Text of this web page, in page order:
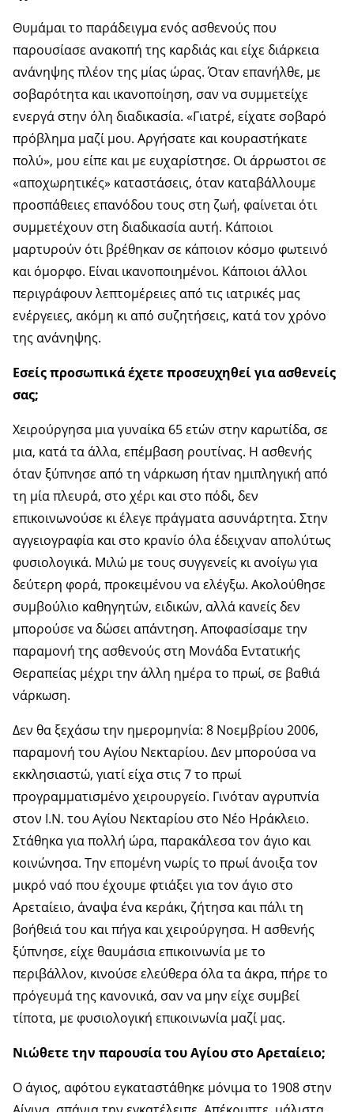
Θυμάμαι το παράδειγμα ενός ασθενούς που
παρουσίασε ανακοπή της καρδιάς και είχε διάρκεια
ανάνηψης πλέον της μίας ώρας. Όταν επανήλθε, με
σοβαρότητα και ικανοποίηση, σαν να συμμετείχε
ενεργά στην όλη διαδικασία. «Γιατρέ, είχατε σοβαρό
πρόβλημα μαζί μου. Αργήσατε και κουραστήκατε
πολύ», μου είπε και με ευχαρίστησε. Οι άρρωστοι σε
«αποχωρητικές» καταστάσεις, όταν καταβάλλουμε
προσπάθειες επανόδου τους στη ζωή, φαίνεται ότι
συμμετέχουν στη διαδικασία αυτή. Κάποιοι
μαρτυρούν ότι βρέθηκαν σε κάποιον κόσμο φωτεινό
και όμορφο. Είναι ικανοποιημένοι. Κάποιοι άλλοι
περιγράφουν λεπτομέρειες από τις ιατρικές μας
ενέργειες, ακόμη κι από συζητήσεις, κατά τον χρόνο
της ανάνηψης.
Εσείς προσωπικά έχετε προσευχηθεί για ασθενείς
σας;
Χειρούργησα μια γυναίκα 65 ετών στην καρωτίδα, σε
μια, κατά τα άλλα, επέμβαση ρουτίνας. Η ασθενής
όταν ξύπνησε από τη νάρκωση ήταν ημιπληγική από
τη μία πλευρά, στο χέρι και στο πόδι, δεν
επικοινωνούσε κι έλεγε πράγματα ασυνάρτητα. Στην
αγγειογραφία και στο κρανίο όλα έδειχναν απολύτως
φυσιολογικά. Μιλώ με τους συγγενείς κι ανοίγω για
δεύτερη φορά, προκειμένου να ελέγξω. Ακολούθησε
συμβούλιο καθηγητών, ειδικών, αλλά κανείς δεν
μπορούσε να δώσει απάντηση. Αποφασίσαμε την
παραμονή της ασθενούς στη Μονάδα Εντατικής
Θεραπείας μέχρι την άλλη ημέρα το πρωί, σε βαθιά
νάρκωση.
Δεν θα ξεχάσω την ημερομηνία: 8 Νοεμβρίου 2006,
παραμονή του Αγίου Νεκταρίου. Δεν μπορούσα να
εκκλησιαστώ, γιατί είχα στις 7 το πρωί
προγραμματισμένο χειρουργείο. Γινόταν αγρυπνία
στον Ι.Ν. του Αγίου Νεκταρίου στο Νέο Ηράκλειο.
Στάθηκα για πολλή ώρα, παρακάλεσα τον άγιο και
κοινώνησα. Την επομένη νωρίς το πρωί άνοιξα τον
μικρό ναό που έχουμε φτιάξει για τον άγιο στο
Αρεταίειο, άναψα ένα κεράκι, ζήτησα και πάλι τη
βοήθειά του και πήγα και χειρούργησα. Η ασθενής
ξύπνησε, είχε θαυμάσια επικοινωνία με το
περιβάλλον, κινούσε ελεύθερα όλα τα άκρα, πήρε το
πρόγευμά της κανονικά, σαν να μην είχε συμβεί
τίποτα, με φυσιολογική επικοινωνία μαζί μας.
Νιώθετε την παρουσία του Αγίου στο Αρεταίειο;
Ο άγιος, αφότου εγκαταστάθηκε μόνιμα το 1908 στην